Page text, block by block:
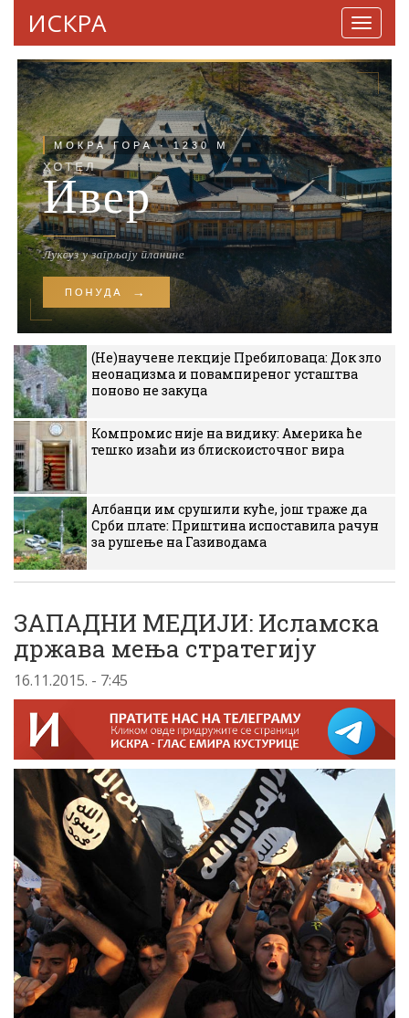
ИСКРА
(Не)научене лекције Пребиловаца: Док зло
неонацизма и повампиреног усташтва
поново не закуца
Компромис није на видику: Америка ће
тешко изаћи из блискоисточног вира
Албанци им срушили куће, још траже да
Срби плате: Приштина испоставила рачун
за рушење на Газиводама
ЗАПАДНИ МЕДИЈИ: Исламска
држава мења стратегију
16.11.2015. - 7:45